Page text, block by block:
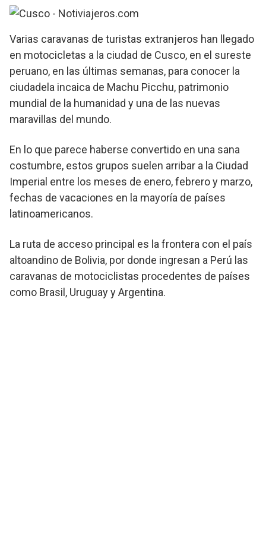
Varias caravanas de turistas extranjeros han llegado
en motocicletas a la ciudad de Cusco, en el sureste
peruano, en las últimas semanas, para conocer la
ciudadela incaica de Machu Picchu, patrimonio
mundial de la humanidad y una de las nuevas
maravillas del mundo.
En lo que parece haberse convertido en una sana
costumbre, estos grupos suelen arribar a la Ciudad
Imperial entre los meses de enero, febrero y marzo,
fechas de vacaciones en la mayoría de países
latinoamericanos.
La ruta de acceso principal es la frontera con el país
altoandino de Bolivia, por donde ingresan a Perú las
caravanas de motociclistas procedentes de países
como Brasil, Uruguay y Argentina.